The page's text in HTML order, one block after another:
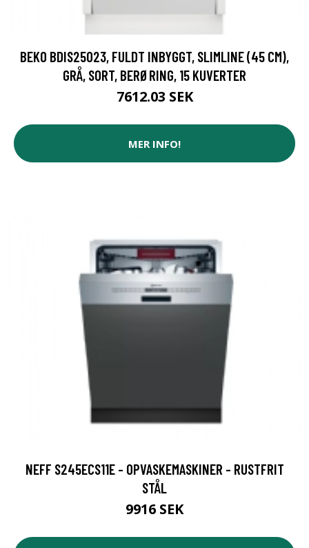
BEKO BDIS25023, FULDT INBYGGT, SLIMLINE (45 CM),
GRÅ, SORT, BERØRING, 15 KUVERTER
7612.03 SEK
MER INFO!
NEFF S245ECS11E - OPVASKEMASKINER - RUSTFRIT
STÅL
9916 SEK